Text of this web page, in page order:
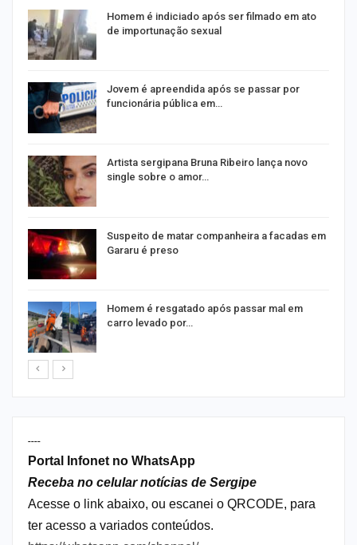
Homem é indiciado após ser filmado em ato
de importunação sexual
Jovem é apreendida após se passar por
funcionária pública em…
Artista sergipana Bruna Ribeiro lança novo
single sobre o amor…
Suspeito de matar companheira a facadas em
Gararu é preso
Homem é resgatado após passar mal em
carro levado por…
----
Portal Infonet no WhatsApp
Receba no celular notícias de Sergipe
Acesse o link abaixo, ou escanei o QRCODE, para
ter acesso a variados conteúdos.